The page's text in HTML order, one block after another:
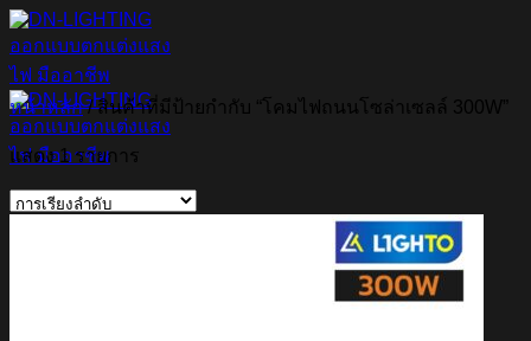
ข้าม
ไป
ยัง
เนื้อหา
หน้าหลัก /สินค้าที่มีป้ายกำกับ “โคมไฟถนนโซล่าเซลล์ 300W”
แสดง 1 รายการ